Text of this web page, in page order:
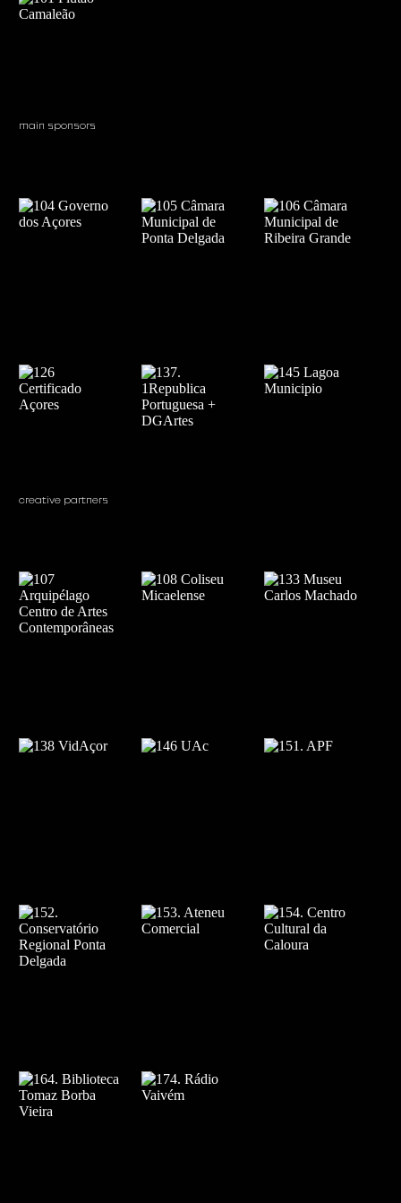
main sponsors
creative partners